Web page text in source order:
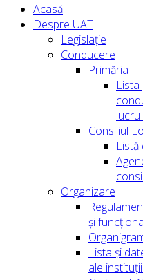
Acasă
Despre UAT
Legislație
Conducere
Primăria
Consiliul
Listă
Organizare
și
Lista și
ale